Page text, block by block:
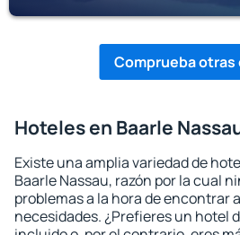
Comprueba
Hoteles en Baarle
Existe una amplia variedad de
Baarle Nassau, razón por la cual
problemas a la hora de encontrar
necesidades. ¿Prefieres un hotel